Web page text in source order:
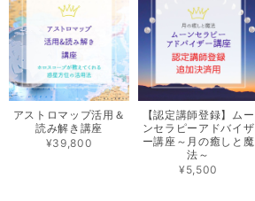
アストロマップ活用＆
読み解き講座
¥39,800
【認定講師登録】ムー
ンセラピーアドバイザ
ー講座～月の癒しと魔
法～
¥5,500